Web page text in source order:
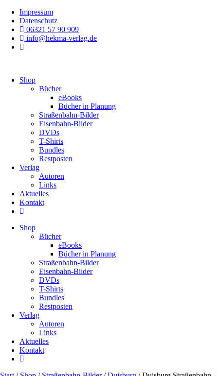
Zum
Inhalt
springen
Impressum
Datenschutz
06321 57 90 909
info@hekma-verlag.de
Shop
Bücher
eBooks
Bücher in Planung
Straßenbahn-Bilder
Eisenbahn-Bilder
DVDs
T-Shirts
Bundles
Restposten
Verlag
Autoren
Links
Aktuelles
Kontakt
Shop
Bücher
eBooks
Bücher in Planung
Straßenbahn-Bilder
Eisenbahn-Bilder
DVDs
T-Shirts
Bundles
Restposten
Verlag
Autoren
Links
Aktuelles
Kontakt